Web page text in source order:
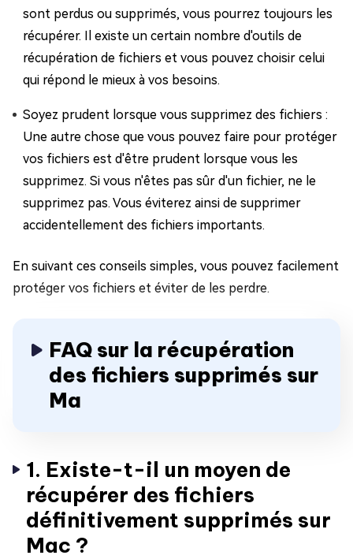
sont perdus ou supprimés, vous pourrez toujours les
récupérer. Il existe un certain nombre d'outils de
récupération de fichiers et vous pouvez choisir celui
qui répond le mieux à vos besoins.
Soyez prudent lorsque vous supprimez des fichiers :
Une autre chose que vous pouvez faire pour protéger
vos fichiers est d'être prudent lorsque vous les
supprimez. Si vous n'êtes pas sûr d'un fichier, ne le
supprimez pas. Vous éviterez ainsi de supprimer
accidentellement des fichiers importants.
En suivant ces conseils simples, vous pouvez facilement
protéger vos fichiers et éviter de les perdre.
FAQ sur la récupération
des fichiers supprimés sur
Ma
1. Existe-t-il un moyen de
récupérer des fichiers
définitivement supprimés sur
Mac ?